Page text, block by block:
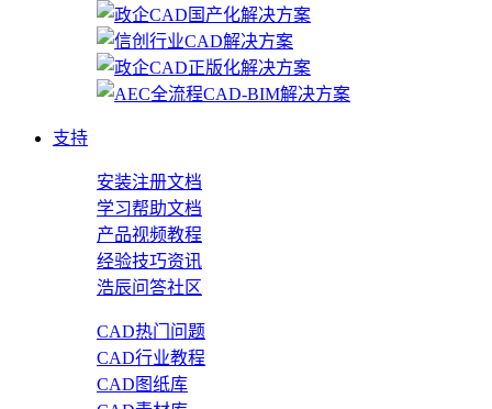
支持
安装注册文档
学习帮助文档
产品视频教程
经验技巧资讯
浩辰问答社区
CAD热门问题
CAD行业教程
CAD图纸库